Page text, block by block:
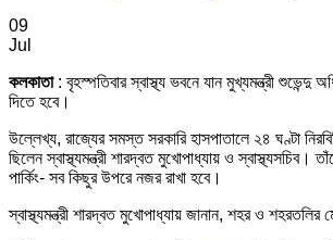
09
Jul
কলকাতা : বৃহস্পতিবার স্বাস্থ্য ভবনে যান মুখ্যমন্ত্রী শুভেন্দু
দিতে হবে।
উল্লেখ্য, রাজ্যের সমস্ত সরকারি হাসপাতালে ২৪ ঘণ্টা
ছিলেন স্বাস্থ্যমন্ত্রী শারদ্বত মুখোপাধ্যায় ও
পার্কিং- সব কিছুর উপরে নজর রাখা হবে।
স্বাস্থ্যমন্ত্রী শারদ্বত মুখোপাধ্যায় জানান, শহর ও